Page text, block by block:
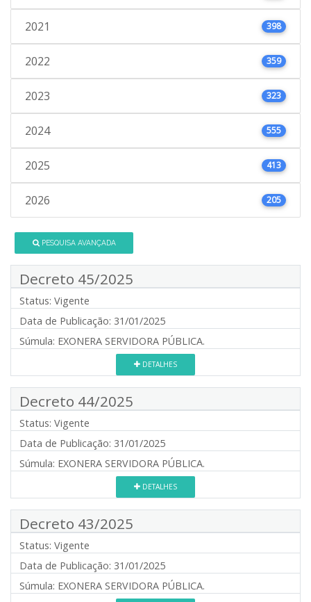
2021 398
2022 359
2023 323
2024 555
2025 413
2026 205
PESQUISA AVANÇADA
Decreto 45/2025
Status: Vigente
Data de Publicação: 31/01/2025
Súmula: EXONERA SERVIDORA PÚBLICA.
DETALHES
Decreto 44/2025
Status: Vigente
Data de Publicação: 31/01/2025
Súmula: EXONERA SERVIDORA PÚBLICA.
DETALHES
Decreto 43/2025
Status: Vigente
Data de Publicação: 31/01/2025
Súmula: EXONERA SERVIDORA PÚBLICA.